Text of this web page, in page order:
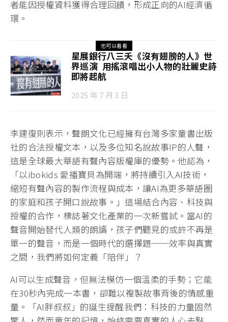
者能因授權資料獲得合理回饋，形成正向的AI經濟循
環。
也可以看看
星展銀行八三夭《沒有翅膀的人》世
界巡演 用搖滾唱出小人物的壯麗史詩
即將起航
2025 年 7 月 3 日
李建復則表示，聲朗文化已經擁有台灣多家童書出版
社的合法授權文本，以及多位知名說故事IP的人聲，
這是全球最大華語有聲內容版權庫的優勢。他認為，
「以ibokids 愛播寶貝為開端，將持續引入AI技術，
縮短有聲內容的製作流程與成本，讓AI為更多華語圈
的家庭和孩子開口說故事。」這場結合內容、科技與
授權的合作，標誌著文化產業的一次新嘗試。當AI的
聲音開始替代人類的朗讀，孩子們聽見的或許不再是
單一的聲音，而是一個時代的選擇題──效率與真實
之間，我們將如何定義「陪伴」？
AI可以生成聲音，但無法模仿一個溫柔的手勢；它能
在30秒內完成一本書，卻難以複製故事背後的情感重
量。「AI胖叔叔」的誕生提醒我們：科技的力量固然